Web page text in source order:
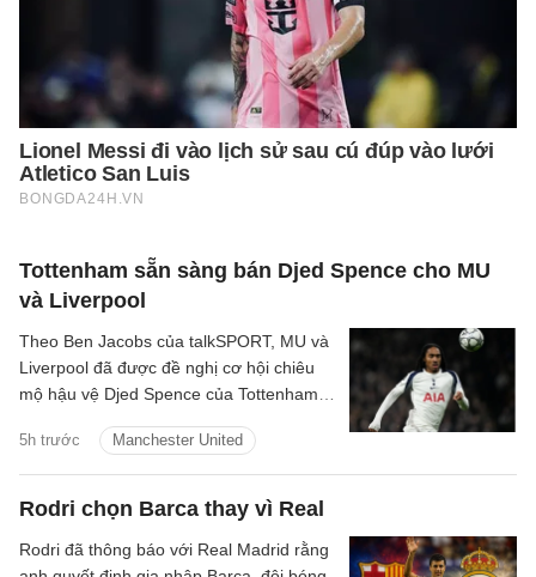
Tottenham sẵn sàng bán Djed Spence cho MU
và Liverpool
5h trước Manchester United
Theo Ben Jacobs của talkSPORT, MU và
Liverpool đã được đề nghị cơ hội chiêu
mộ hậu vệ Djed Spence của Tottenham
Rodri chọn Barca thay vì Real
Rodri đã thông báo với Real Madrid rằng